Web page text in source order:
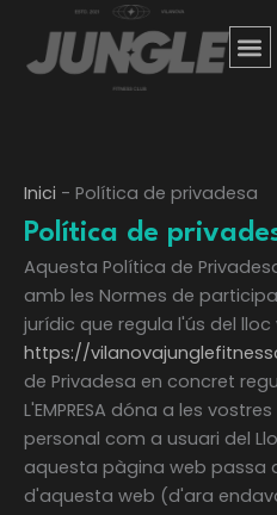
contingut
Inici - Política de privadesa
Política de
Aquesta Política de
amb les Normes de
jurídic que regula l'ús del lloc
https://
de Privadesa en concret
L'EMPRESA dóna a les
personal com a usuari del
aquesta pàgina web passa
d'aquesta web (d'ara